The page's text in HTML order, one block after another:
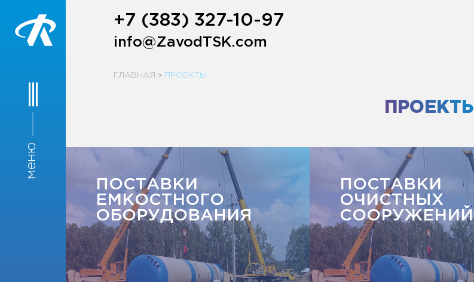
меню
+7 (383) 327-10-97
info@ZavodTSK.com
ГЛАВНАЯ > ПРОЕКТЫ
ПРОЕКТЫ
ПОСТАВКИ
ЕМКОСТНОГО
ОБОРУДОВАНИЯ
ПОСТАВКИ
ОЧИСТНЫХ
СООРУЖЕНИЙ